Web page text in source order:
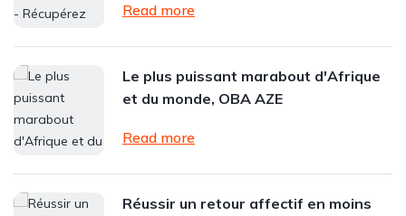
Read more
Le plus puissant marabout d'Afrique
et du monde, OBA AZE
Read more
Réussir un retour affectif en moins